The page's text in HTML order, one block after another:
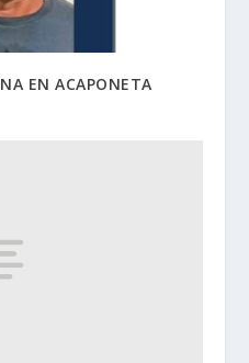
EN ACAPONETA